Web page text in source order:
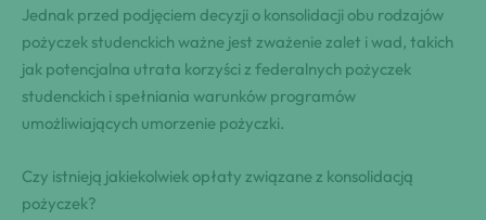
Jednak przed podjęciem decyzji o konsolidacji obu rodzajów
pożyczek studenckich ważne jest zważenie zalet i wad, takich
jak potencjalna utrata korzyści z federalnych pożyczek
studenckich i spełniania warunków programów
umożliwiających umorzenie pożyczki.
Czy istnieją jakiekolwiek opłaty związane z konsolidacją
pożyczek?